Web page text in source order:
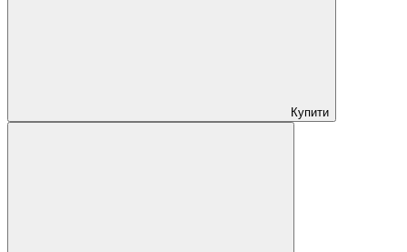
Купити